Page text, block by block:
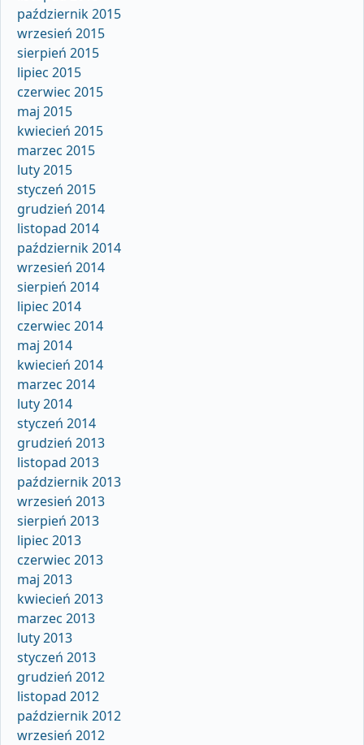
październik 2015
wrzesień 2015
sierpień 2015
lipiec 2015
czerwiec 2015
maj 2015
kwiecień 2015
marzec 2015
luty 2015
styczeń 2015
grudzień 2014
listopad 2014
październik 2014
wrzesień 2014
sierpień 2014
lipiec 2014
czerwiec 2014
maj 2014
kwiecień 2014
marzec 2014
luty 2014
styczeń 2014
grudzień 2013
listopad 2013
październik 2013
wrzesień 2013
sierpień 2013
lipiec 2013
czerwiec 2013
maj 2013
kwiecień 2013
marzec 2013
luty 2013
styczeń 2013
grudzień 2012
listopad 2012
październik 2012
wrzesień 2012